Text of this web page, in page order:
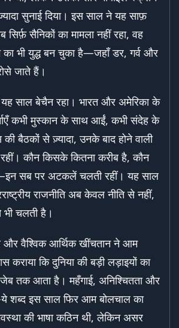
सुनाई दिया। इस साल ने यह साफ़
सिर्फ़ सैनिकों का मामला नहीं रहा, वह
का भी युद्ध बन चुका है—जहाँ डर, गर्व और
जाते हैं।
यह साल बेचैन रहा। भारत और अमेरिका के
कभी मुस्कान के साथ आईं, कभी संदेह के
बैठकों से ज़्यादा, उनके बाद होने वाली
रहीं। कौन किसके कितना करीब है, कौन
सब पर अटकलें चलती रहीं। यह साल
राजनीति अब केवल नीति से नहीं,
चलती है।
और वैश्विक आर्थिक खींचतान ने आम
कराया कि दुनिया की बड़ी लड़ाइयों का
तक आता है। महँगाई, अनिश्चितता और
शब्द इस साल फिर आम बोलचाल का
की भाषा कठिन थी, लेकिन असर